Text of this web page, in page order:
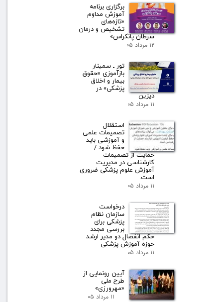
برگزاری برنامه
آموزش مداوم
«تازه‌های
تشخیص و درمان
سرطان پانکراس»
۱۲ مرداد ۰۵
تور ـ سمینار
بازآموزی «حقوق
بیمار و اخلاق
پزشکی» در
دیزین
۱۱ مرداد ۰۵
استقلال
تصمیمات علمی
و آموزشی باید
حفظ شود /
حمایت از تصمیمات
کارشناسی در مدیریت
آموزش علوم پزشکی ضروری
است.
۱۱ مرداد ۰۵
درخواست
سازمان نظام
پزشکی برای
بررسی مجدد
حکم انفصال دو مدیر ارشد
حوزه آموزش پزشکی
۱۱ مرداد ۰۵
آیین رونمایی از
طرح ملی
«مهرورزی»
۱۱ مرداد ۰۵